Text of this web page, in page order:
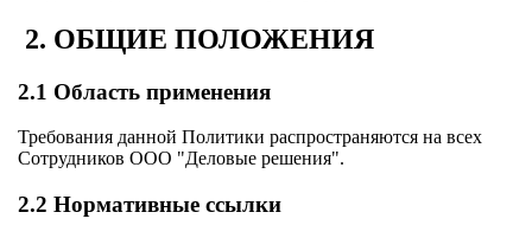
2. ОБЩИЕ ПОЛОЖЕНИЯ
2.1 Область применения
Требования данной Политики распространяются на всех
Сотрудников ООО "Деловые решения".
2.2 Нормативные ссылки